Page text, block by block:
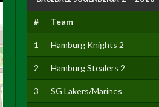
# Team
1 Hamburg Knights 2
2 Hamburg Stealers 2
3 SG Lakers/Marines